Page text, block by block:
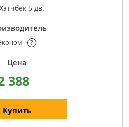
Хэтчбек 5 дв.
?
388
Купить